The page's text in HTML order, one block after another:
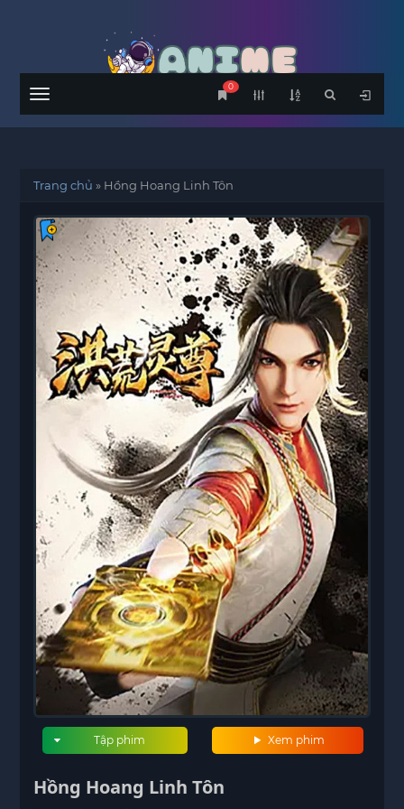
Menu
0
Trang chủ » Hồng Hoang Linh Tôn
Xem phim
Tập phim
Hồng Hoang Linh Tôn